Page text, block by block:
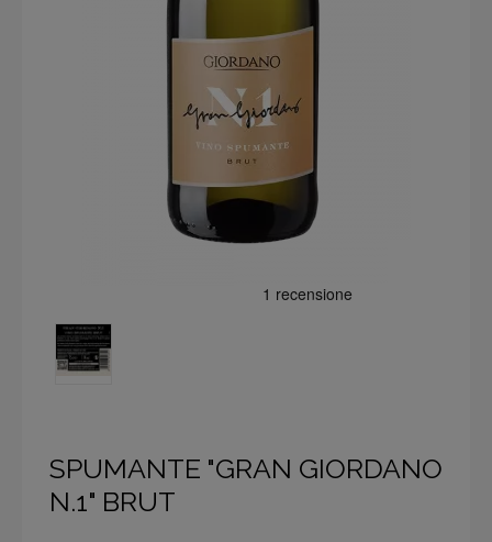
SPUMANTE "GRAN GIORDANO
N.1" BRUT